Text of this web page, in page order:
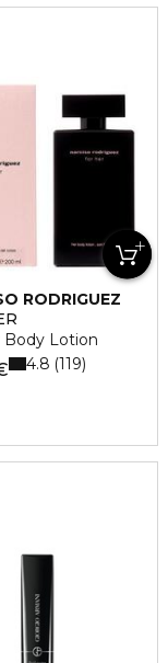
RODRIGUEZ
Body Lotion
4.8 119